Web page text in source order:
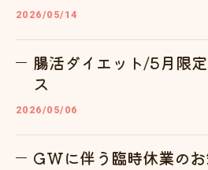
2026/05/14
腸活ダイエット/5月限
ス
2026/05/06
GWに伴う臨時休業の